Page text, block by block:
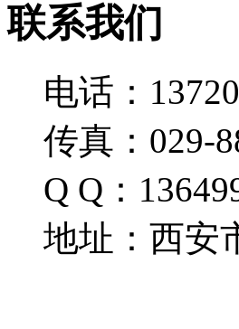
联系我们
电话：
传真：029-
Q Q：
地址：西安